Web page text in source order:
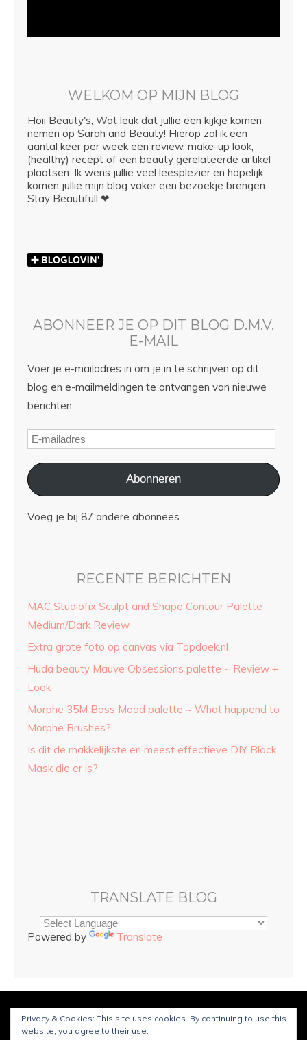
WELKOM OP MIJN BLOG
Hoii Beauty's, Wat leuk dat jullie een kijkje komen
nemen op Sarah and Beauty! Hierop zal ik een
aantal keer per week een review, make-up look,
(healthy) recept of een beauty gerelateerde artikel
plaatsen. Ik wens jullie veel leesplezier en hopelijk
komen jullie mijn blog vaker een bezoekje brengen.
Stay Beautifull ❤
ABONNEER JE OP DIT BLOG D.M.V.
E-MAIL
Voer je e-mailadres in om je in te schrijven op dit
blog en e-mailmeldingen te ontvangen van nieuwe
berichten.
Abonneren
Voeg je bij 87 andere abonnees
RECENTE BERICHTEN
MAC Studiofix Sculpt and Shape Contour Palette
Medium/Dark Review
Extra grote foto op canvas via Topdoek.nl
Huda beauty Mauve Obsessions palette ~ Review +
Look
Morphe 35M Boss Mood palette ~ What happend to
Morphe Brushes?
Is dit de makkelijkste en meest effectieve DIY Black
Mask die er is?
TRANSLATE BLOG
Powered by Translate
© CopyrightSarah and Beauty2025. Mogelijk gemaakt door
WordPress.Ontworpen door Bluchic
Privacy & Cookies: This site uses cookies. By continuing to use this
website, you agree to their use.